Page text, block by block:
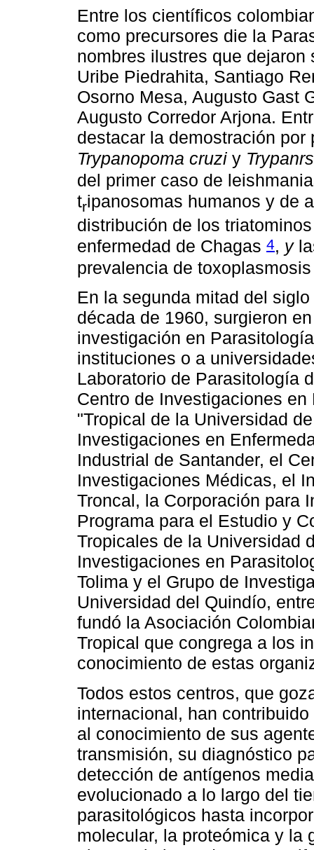
Entre los científicos
como precursores die la
nombres ilustres que
Uribe Piedrahita, Santiago
Osorno Mesa, Augusto Gast
Augusto Corredor Arjona.
destacar la demostración
Trypanopoma cruzi y
del primer caso de
tripanosomas humanos y de
distribución de los
enfermedad de Chagas 4, y
prevalencia de
En la segunda mitad del
década de 1960, surgieron
investigación en
instituciones o a
Laboratorio de Parasitología
Centro de Investigaciones
"Tropical de la Universidad
Investigaciones en
Industrial de Santander, el
Investigaciones Médicas, el
Troncal, la Corporación para
Programa para el Estudio y
Tropicales de la Universidad
Investigaciones en
Tolima y el Grupo de
Universidad del Quindío,
fundó la Asociación
Tropical que congrega a los
conocimiento de estas
Todos estos centros, que
internacional, han
al conocimiento de sus
transmisión, su diagnóstico
detección de antígenos
evolucionado a lo largo del
parasitológicos hasta
molecular, la proteómica y la